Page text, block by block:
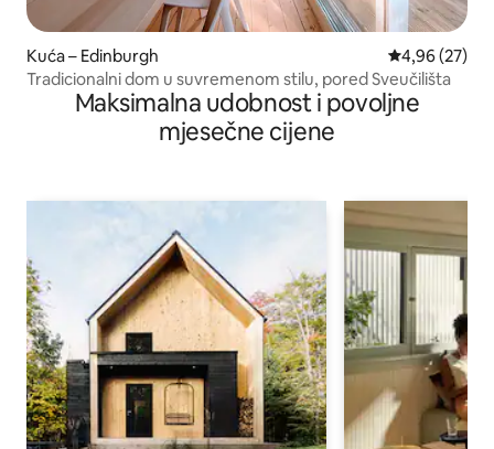
Kuća – Edinburgh Prosječna
4,96 (27)
Tradicionalni dom u suvremenom stilu, pored Sveučilišta
Maksimalna udobnost i povoljne
mjesečne cijene